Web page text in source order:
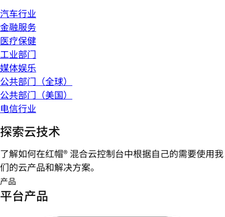
汽车行业
金融服务
医疗保健
工业部门
媒体娱乐
公共部门（全球）
公共部门（美国）
电信行业
探索云技术
了解如何在红帽® 混合云控制台中根据自己的需要使用我
们的云产品和解决方案。
产品
平台产品